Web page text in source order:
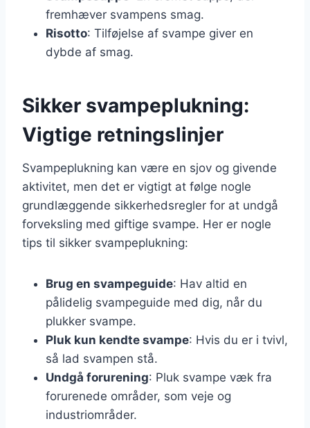
fremhæver svampens smag.
Risotto: Tilføjelse af svampe giver en
dybde af smag.
Sikker svampeplukning:
Vigtige retningslinjer
Svampeplukning kan være en sjov og givende
aktivitet, men det er vigtigt at følge nogle
grundlæggende sikkerhedsregler for at undgå
forveksling med giftige svampe. Her er nogle
tips til sikker svampeplukning:
Brug en svampeguide: Hav altid en
pålidelig svampeguide med dig, når du
plukker svampe.
Pluk kun kendte svampe: Hvis du er i tvivl,
så lad svampen stå.
Undgå forurening: Pluk svampe væk fra
forurenede områder, som veje og
industriområder.